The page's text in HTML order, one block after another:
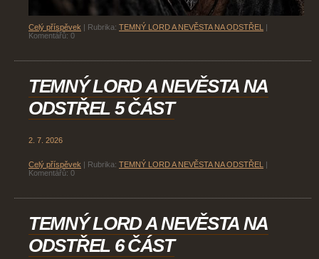
Celý příspěvek Rubrika: TEMNÝ LORD A NEVĚSTA NA ODSTŘEL
Komentářů: 0
TEMNÝ LORD A NEVĚSTA NA
ODSTŘEL 5 ČÁST
2. 7. 2026
Celý příspěvek Rubrika: TEMNÝ LORD A NEVĚSTA NA ODSTŘEL
Komentářů: 0
TEMNÝ LORD A NEVĚSTA NA
ODSTŘEL 6 ČÁST